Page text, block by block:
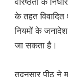
के तहत विवादित
नियमों के
जा सकता है।
तदनुसार पीठ ने